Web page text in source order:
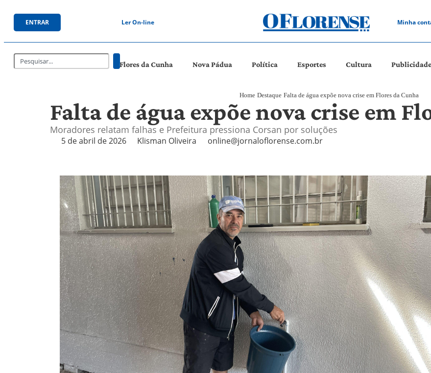
ENTRAR Ler On-line Minha
Flores da Cunha Nova Pádua Política Esportes Cultura
Home Destaque Falta de água expõe nova crise em Flores da Cunha
Falta de água expõe nova crise em
Moradores relatam falhas e Prefeitura pressiona Corsan por soluções
5 de abril de 2026 Klisman Oliveira online@jornaloflorense.com.br